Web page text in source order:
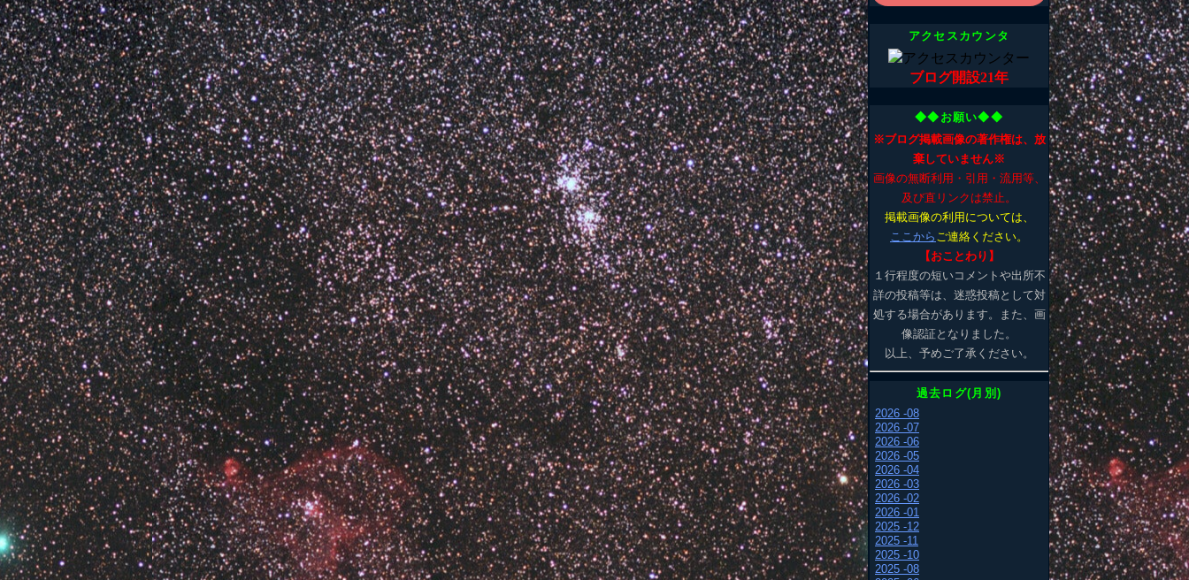
アクセスカウンタ
ブログ開設21年
◆◆お願い◆◆
※ブログ掲載画像の著作権は、放
棄していません※
画像の無断利用・引用・流用等、
及び直リンクは禁止。
掲載画像の利用については、
ここから ご連絡ください。
【おことわり】
１行程度の短いコメントや出所不
詳の投稿等は、迷惑投稿として対
処する場合があります。また、画
像認証となりました。
以上、予めご了承ください。
過去ログ(月別)
2026 -08
2026 -07
2026 -06
2026 -05
2026 -04
2026 -03
2026 -02
2026 -01
2025 -12
2025 -11
2025 -10
2025 -08